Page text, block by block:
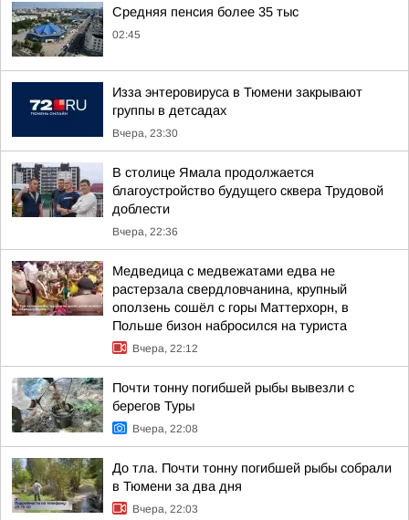
Средняя пенсия более 35 тыс
02:45
Изза энтеровируса в Тюмени закрывают
группы в детсадах
Вчера, 23:30
В столице Ямала продолжается
благоустройство будущего сквера Трудовой
доблести
Вчера, 22:36
Медведица с медвежатами едва не
растерзала свердловчанина, крупный
оползень сошёл с горы Маттерхорн, в
Польше бизон набросился на туриста
Вчера, 22:12
Почти тонну погибшей рыбы вывезли с
берегов Туры
Вчера, 22:08
До тла. Почти тонну погибшей рыбы собрали
в Тюмени за два дня
Вчера, 22:03